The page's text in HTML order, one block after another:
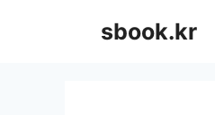
sbook.kr